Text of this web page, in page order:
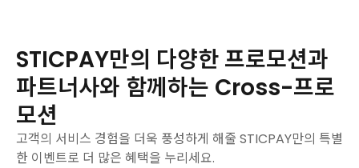
STICPAY만의 다양한 프로모션과
파트너사와 함께하는 Cross-프로
모션
고객의 서비스 경험을 더욱 풍성하게 해줄 STICPAY만의 특별
한 이벤트로 더 많은 혜택을 누리세요.